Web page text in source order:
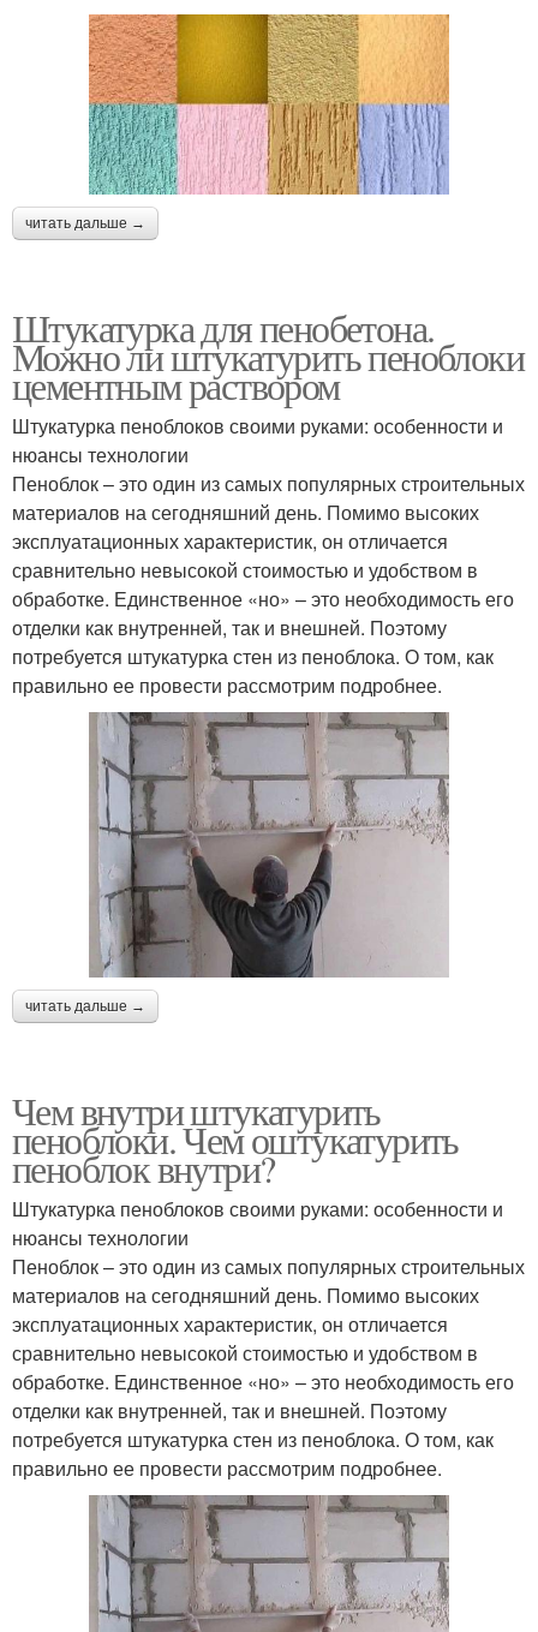
читать дальше →
Штукатурка для пенобетона.
Можно ли штукатурить пеноблоки
цементным раствором
Штукатурка пеноблоков своими руками: особенности и
нюансы технологии
Пеноблок – это один из самых популярных строительных
материалов на сегодняшний день. Помимо высоких
эксплуатационных характеристик, он отличается
сравнительно невысокой стоимостью и удобством в
обработке. Единственное «но» – это необходимость его
отделки как внутренней, так и внешней. Поэтому
потребуется штукатурка стен из пеноблока. О том, как
правильно ее провести рассмотрим подробнее.
читать дальше →
Чем внутри штукатурить
пеноблоки. Чем оштукатурить
пеноблок внутри?
Штукатурка пеноблоков своими руками: особенности и
нюансы технологии
Пеноблок – это один из самых популярных строительных
материалов на сегодняшний день. Помимо высоких
эксплуатационных характеристик, он отличается
сравнительно невысокой стоимостью и удобством в
обработке. Единственное «но» – это необходимость его
отделки как внутренней, так и внешней. Поэтому
потребуется штукатурка стен из пеноблока. О том, как
правильно ее провести рассмотрим подробнее.